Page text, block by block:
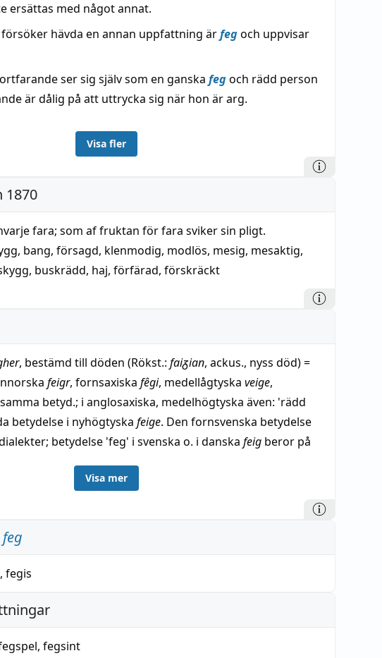
ersättas med något annat.
hävda en annan uppfattning ärfegoch uppvisar
ser sig själv som en ganska fegoch rädd person
är dålig på att uttrycka sig när hon är arg.
Visa fler
1870
fara; som af fruktan för fara sviker sin pligt.
, bang, försagd, klenmodig, modlös, mesig, mesaktig,
, buskrädd, haj, förfärad, förskräckt
, bestämd till döden (Rökst.: faiᵹian, ackus., nyss död) =
feigr, fornsaxiska fêgi, medellågtyska veige,
betyd.; i anglosaxiska, medelhögtyska även: 'rädd
betydelse i nyhögtyska feige. Den fornsvenska betydelse
betydelse 'feg' i svenska o. i danska feig beror på
paīkas dum.
Visa mer
feg
, fegis
, fegsint